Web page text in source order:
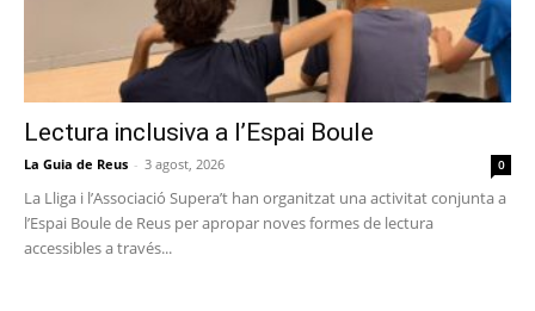
Lectura inclusiva a l’Espai Boule
La Guia de Reus - 3 agost, 2026 0
La Lliga i l’Associació Supera’t han organitzat una activitat conjunta a
l’Espai Boule de Reus per apropar noves formes de lectura
accessibles a través...